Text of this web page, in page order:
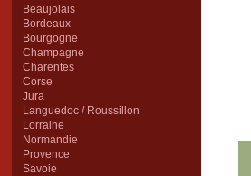
Beaujolais
Bordeaux
Bourgogne
Champagne
Charentes
Corse
Jura
Languedoc / Roussillon
Lorraine
Normandie
Provence
Savoie